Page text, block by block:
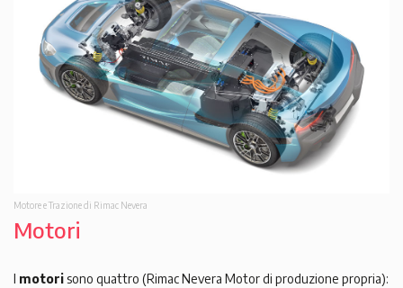
Motore e Trazione di Rimac Nevera
Motori
I motorisono quattro (Rimac Nevera Motor di produzione propria):